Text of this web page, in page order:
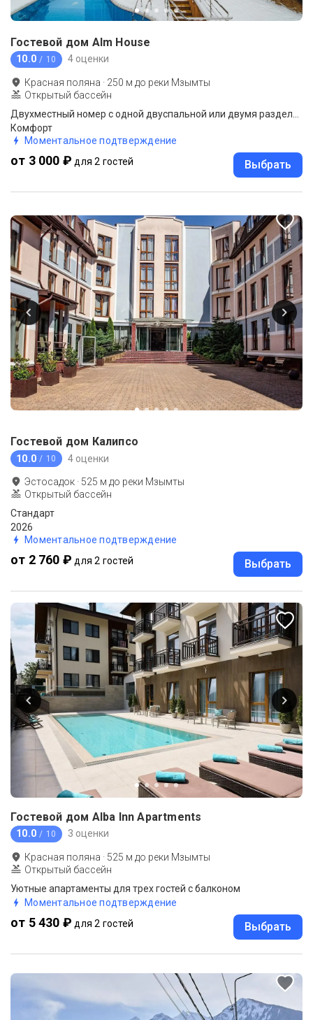
Гостевой дом Alm House
10.0 / 10 4 оценки
Красная поляна · 250 м до реки Мзымты
Открытый бассейн
Комфорт
Моментальное подтверждение
от 3 000 ₽ для 2 гостей Выбрать
Гостевой дом Калипсо
10.0 / 10 4 оценки
Эстосадок · 525 м до реки Мзымты
Открытый бассейн
Стандарт
2026
Моментальное подтверждение
от 2 760 ₽ для 2 гостей Выбрать
Гостевой дом Alba Inn Apartments
10.0 / 10 3 оценки
Красная поляна · 525 м до реки Мзымты
Открытый бассейн
Уютные апартаменты для трех гостей c балконом
Моментальное подтверждение
от 5 430 ₽ для 2 гостей Выбрать